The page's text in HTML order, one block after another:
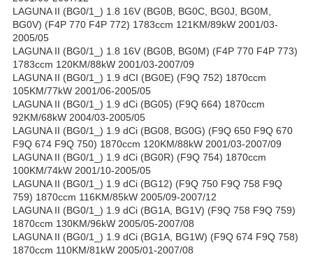
LAGUNA II (BG0/1_) 1.8 16V (BG0B, BG0C, BG0J, BG0M,
BG0V) (F4P 770 F4P 772) 1783ccm 121KM/89kW 2001/03-
2005/05
LAGUNA II (BG0/1_) 1.8 16V (BG0B, BG0M) (F4P 770 F4P 773)
1783ccm 120KM/88kW 2001/03-2007/09
LAGUNA II (BG0/1_) 1.9 dCI (BG0E) (F9Q 752) 1870ccm
105KM/77kW 2001/06-2005/05
LAGUNA II (BG0/1_) 1.9 dCi (BG05) (F9Q 664) 1870ccm
92KM/68kW 2004/03-2005/05
LAGUNA II (BG0/1_) 1.9 dCi (BG08, BG0G) (F9Q 650 F9Q 670
F9Q 674 F9Q 750) 1870ccm 120KM/88kW 2001/03-2007/09
LAGUNA II (BG0/1_) 1.9 dCi (BG0R) (F9Q 754) 1870ccm
100KM/74kW 2001/10-2005/05
LAGUNA II (BG0/1_) 1.9 dCi (BG12) (F9Q 750 F9Q 758 F9Q
759) 1870ccm 116KM/85kW 2005/09-2007/12
LAGUNA II (BG0/1_) 1.9 dCi (BG1A, BG1V) (F9Q 758 F9Q 759)
1870ccm 130KM/96kW 2005/05-2007/08
LAGUNA II (BG0/1_) 1.9 dCi (BG1A, BG1W) (F9Q 674 F9Q 758)
1870ccm 110KM/81kW 2005/01-2007/08